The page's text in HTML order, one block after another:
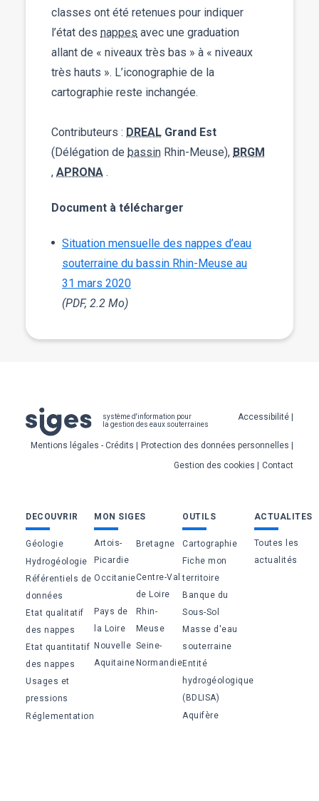
classes ont été retenues pour indiquer
l’état des nappes avec une graduation
allant de « niveaux très bas » à « niveaux
très hauts ». L’iconographie de la
cartographie reste inchangée.
Contributeurs : DREAL Grand Est
(Délégation de bassin Rhin-Meuse), BRGM
, APRONA .
Document à télécharger
Situation mensuelle des nappes d’eau
souterraine du bassin Rhin-Meuse au
31 mars 2020
(PDF, 2.2 Mo)
système d'information pour
la gestion des eaux souterraines
Pied
de
page
Accessibilité
Mentions légales - Crédits
Protection des données personnelles
Gestion des cookies
Contact
Bas
de
page
DECOUVRIR
Géologie
Hydrogéologie
Référentiels de
données
Etat qualitatif
des nappes
Etat quantitatif
des nappes
Usages et
pressions
Réglementation
MON SIGES
Artois-
Picardie
Bretagne
OccitanieCentre-Val
de Loire
Pays de
la Loire
Rhin-
Meuse
Nouvelle
Aquitaine
Seine-
Normandie
OUTILS
Cartographie
Fiche mon
territoire
Banque du
Sous-Sol
Masse d'eau
souterraine
Entité
hydrogéologique
(BDLISA)
Aquifère
ACTUALITES
Toutes les
actualités